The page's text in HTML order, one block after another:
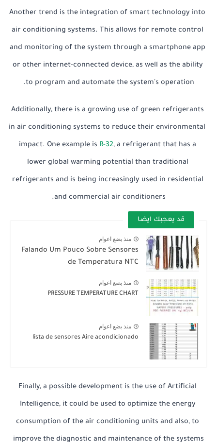
Another trend is the integration of smart technology into
air conditioning systems. This allows for remote control
and monitoring of the system through a smartphone app
or other internet-connected device, as well as the ability
to program and automate the system's operation.
Additionally, there is a growing use of green refrigerants
in air conditioning systems to reduce their environmental
impact. One example is R-32, a refrigerant that has a
lower global warming potential than traditional
refrigerants and is being increasingly used in residential
and commercial air conditioners.
قد يعجبك ايضا
منذ بضع اعوام
Falando Um Pouco Sobre Sensores
de Temperatura NTC
منذ بضع اعوام
PRESSURE TEMPERATURE CHART
منذ بضع اعوام
lista de sensores Aire acondicionado
Finally, a possible development is the use of Artificial
Intelligence, it could be used to optimize the energy
consumption of the air conditioning units and also, to
improve the diagnostic and maintenance of the systems